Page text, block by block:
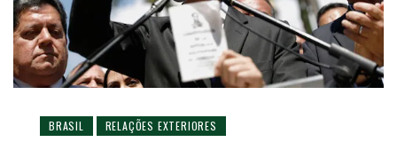
BRASIL RELAÇÕES EXTERIORES